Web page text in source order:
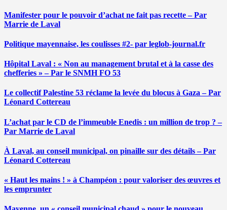
Manifester pour le pouvoir d’achat ne fait pas recette – Par
Marrie de Laval
Politique mayennaise, les coulisses #2- par leglob-journal.fr
Hôpital Laval : « Non au management brutal et à la casse des
chefferies » – Par le SNMH FO 53
Le collectif Palestine 53 réclame la levée du blocus à Gaza – Par
Léonard Cottereau
L’achat par le CD de l’immeuble Enedis : un million de trop ? –
Par Marrie de Laval
À Laval, au conseil municipal, on pinaille sur des détails – Par
Léonard Cottereau
« Haut les mains ! » à Champéon : pour valoriser des œuvres et
les emprunter